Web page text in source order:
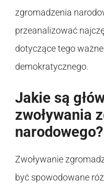
zgromadzenia
przeanalizować
dotyczące tego
demokratycznego.
Jakie są
zwoływania
narodowego?
Zwoływanie
być spowodowane